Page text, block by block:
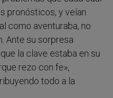
pronósticos, y veían
como aventuraba, no
Ante su sorpresa
la clave estaba en su
rezo con fe»,
todo a la